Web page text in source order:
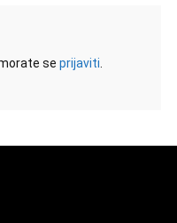
se prijaviti.